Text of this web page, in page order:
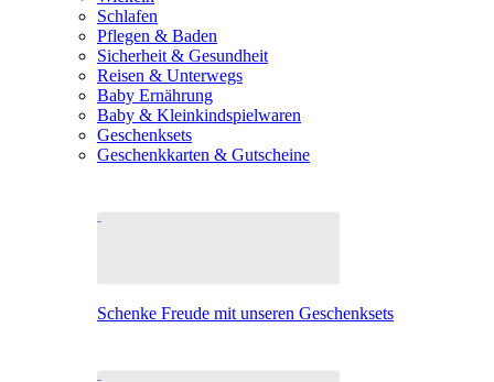
Schlafen
Pflegen & Baden
Sicherheit & Gesundheit
Reisen & Unterwegs
Baby Ernährung
Baby & Kleinkindspielwaren
Geschenksets
Geschenkkarten & Gutscheine
Schenke Freude mit unseren Geschenksets